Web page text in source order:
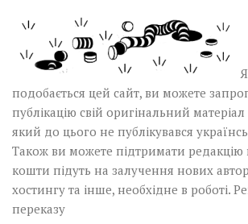
подобається цей сайт, ви можете
публікацію свій оригінальний
який до цього не публікувався
Також ви можете підтримати редакцію
кошти підуть на залучення нових
хостингу та інше, необхідне в роботі.
переказу